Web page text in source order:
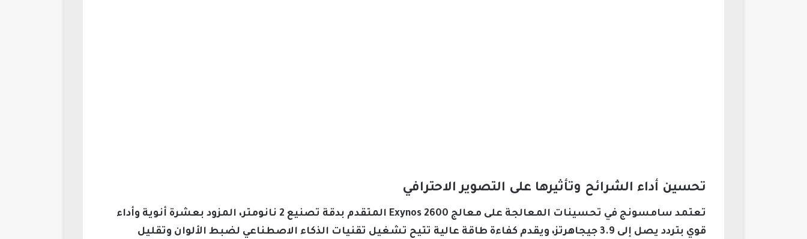
تحسين أداء الشرائح وتأثيرها على التصوير الاحترافي
تعتمد سامسونج في تحسينات المعالجة على معالج Exynos 2600 المتقدم بدقة تصنيع 2 نانومتر، المزود بعشرة أنوية وأداء
قوي بتردد يصل إلى 3.9 جيجاهرتز، ويقدم كفاءة طاقة عالية تتيح تشغيل تقنيات الذكاء الاصطناعي لضبط الألوان وتقليل